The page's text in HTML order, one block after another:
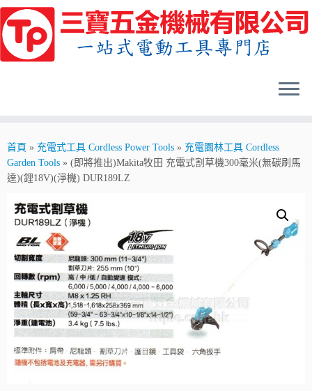
Skip
to
content
首頁 » 充電式工具 Cordless Power Tools » 充電園林工具 Cordless
Garden Tools » (即將推出)Makita牧田 充電式割草機300毫米(無碳刷馬
達)(鋰18V)(淨機) DUR189LZ